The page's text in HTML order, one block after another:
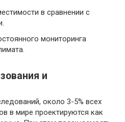
в сравнении с
мониторинга
и
около 3-5% всех
в мире проектируются как